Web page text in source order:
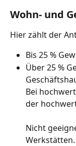
Wohn- und
Hier zählt der
Bis 25 %
Über 25 %
Bei
der
Nicht
Werkstätten.